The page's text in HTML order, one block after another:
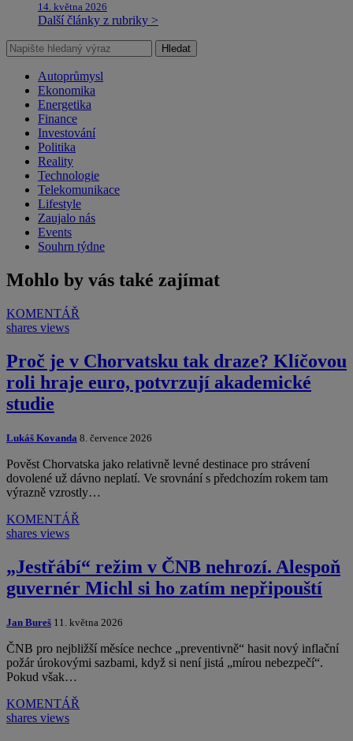
14. května 2026
Další články z rubriky >
Hledat
Autoprůmysl
Ekonomika
Energetika
Finance
Investování
Politika
Reality
Technologie
Telekomunikace
Lifestyle
Zaujalo nás
Events
Souhrn týdne
Mohlo by vás také zajímat
KOMENTÁŘ
shares views
Proč je v Chorvatsku tak draze? Klíčovou
roli hraje euro, potvrzují akademické
studie
Lukáš Kovanda 8. července 2026
Pověst Chorvatska jako relativně levné destinace pro strávení
dovolené už dávno neplatí. Ve srovnání s předchozím rokem tam
výrazně vzrostly…
KOMENTÁŘ
shares views
„Jestřábí“ režim v ČNB nehrozí. Alespoň
guvernér Michl si ho zatím nepřipouští
Jan Bureš 11. května 2026
ČNB pro nejbližší měsíce nechce „preventivně“ hasit nový inflační
požár úrokovými sazbami, když si není jistá „mírou nebezpečí“.
Pokud však…
KOMENTÁŘ
shares views